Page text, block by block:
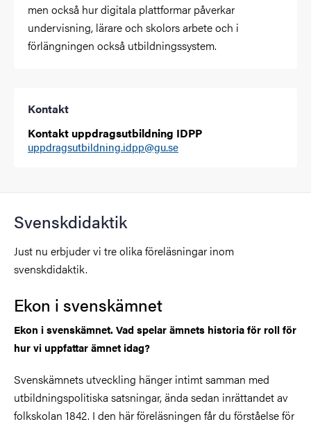
men också hur digitala plattformar påverkar
undervisning, lärare och skolors arbete och i
förlängningen också utbildningssystem.
Kontakt
Kontakt uppdragsutbildning IDPP
uppdragsutbildning.idpp@gu.se
Svenskdidaktik
Just nu erbjuder vi tre olika föreläsningar inom
svenskdidaktik.
Ekon i svenskämnet
Ekon i svenskämnet. Vad spelar ämnets historia för roll för
hur vi uppfattar ämnet idag?
Svenskämnets utveckling hänger intimt samman med
utbildningspolitiska satsningar, ända sedan inrättandet av
folkskolan 1842. I den här föreläsningen får du förståelse för